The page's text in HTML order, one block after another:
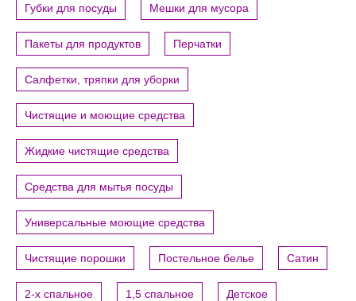
Губки для посуды Мешки для мусора
Пакеты для продуктов Перчатки
Салфетки, тряпки для уборки
Чистящие и моющие средства
Жидкие чистящие средства
Средства для мытья посуды
Универсальные моющие средства
Чистящие порошки Постельное белье Сатин
2-х спальное 1,5 спальное Детское